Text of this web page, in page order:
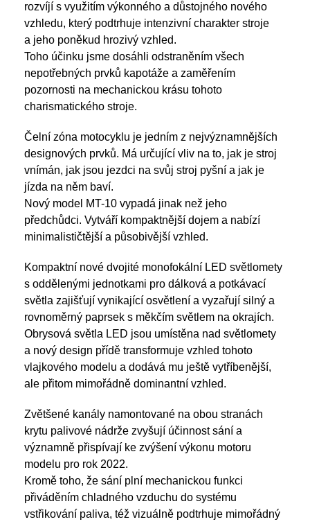
rozvíjí s využitím výkonného a důstojného nového
vzhledu, který podtrhuje intenzivní charakter stroje
a jeho poněkud hrozivý vzhled.
Toho účinku jsme dosáhli odstraněním všech
nepotřebných prvků kapotáže a zaměřením
pozornosti na mechanickou krásu tohoto
charismatického stroje.
Čelní zóna motocyklu je jedním z nejvýznamnějších
designových prvků. Má určující vliv na to, jak je stroj
vnímán, jak jsou jezdci na svůj stroj pyšní a jak je
jízda na něm baví.
Nový model MT-10 vypadá jinak než jeho
předchůdci. Vytváří kompaktnější dojem a nabízí
minimalističtější a působivější vzhled.
Kompaktní nové dvojité monofokální LED světlomety
s oddělenými jednotkami pro dálková a potkávací
světla zajišťují vynikající osvětlení a vyzařují silný a
rovnoměrný paprsek s měkčím světlem na okrajích.
Obrysová světla LED jsou umístěna nad světlomety
a nový design přídě transformuje vzhled tohoto
vlajkového modelu a dodává mu ještě vytříbenější,
ale přitom mimořádně dominantní vzhled.
Zvětšené kanály namontované na obou stranách
krytu palivové nádrže zvyšují účinnost sání a
významně přispívají ke zvýšení výkonu motoru
modelu pro rok 2022.
Kromě toho, že sání plní mechanickou funkci
přiváděním chladného vzduchu do systému
vstřikování paliva, též vizuálně podtrhuje mimořádný